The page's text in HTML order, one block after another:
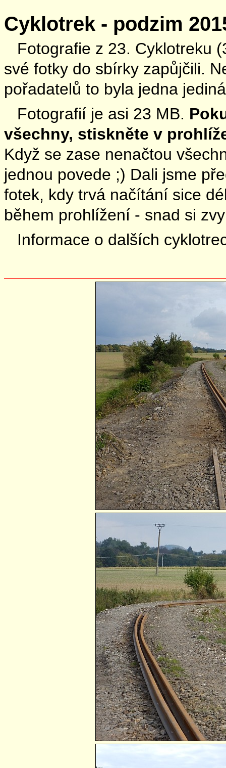
Cyklotrek - podzim
Fotografie z 23. Cyklotreku
své fotky do sbírky zapůjčili.
pořadatelů to byla jedna
Fotografií je asi 23 MB.
všechny, stiskněte v
Když se zase nenačtou
jednou povede ;) Dali jsme
fotek, kdy trvá načítání sice
během prohlížení - snad si
Informace o dalších